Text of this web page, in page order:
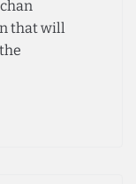
that will